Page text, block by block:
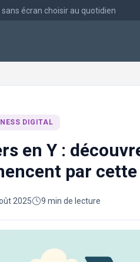
écran choisir au quotidien
DIGITAL
en Y :
par
2025 9 min de lecture